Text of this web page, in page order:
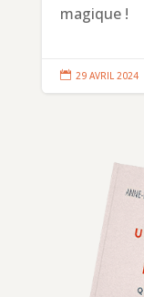
magique !
 29 AVRIL 2024